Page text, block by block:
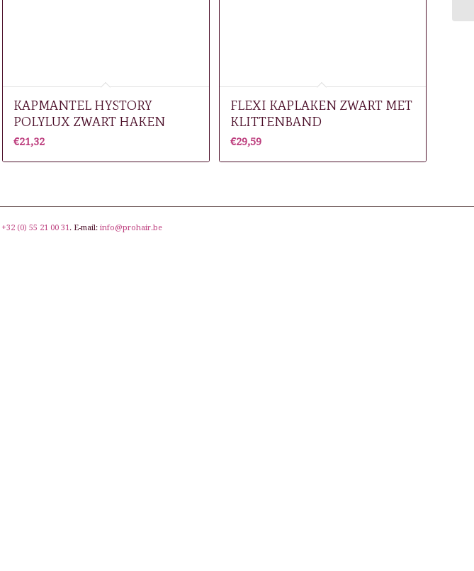
KAPMANTEL HYSTORY
POLYLUX ZWART HAKEN
€21,32
FLEXI KAPLAKEN ZWART MET
KLITTENBAND
€29,59
+32 (0) 55 21 00 31. E-mail: info@prohair.be